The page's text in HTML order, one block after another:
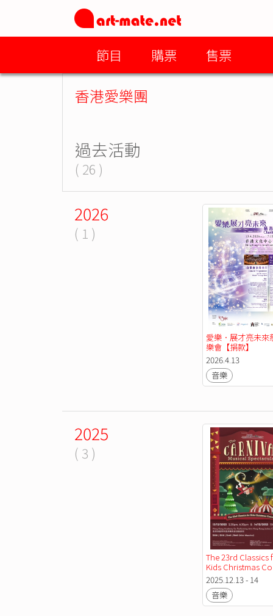
節目 購票 售票
香港愛樂團
過去活動
( 26 )
2026
( 1 )
愛樂．展才亮未來
樂會【捐款】
2026.4.13
音樂
2025
( 3 )
The 23rd Classics
Kids Christmas
The Carnival
Spectacular
2025.12.13 - 14
音樂